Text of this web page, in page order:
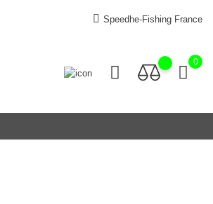
Speedhe-Fishing France
0